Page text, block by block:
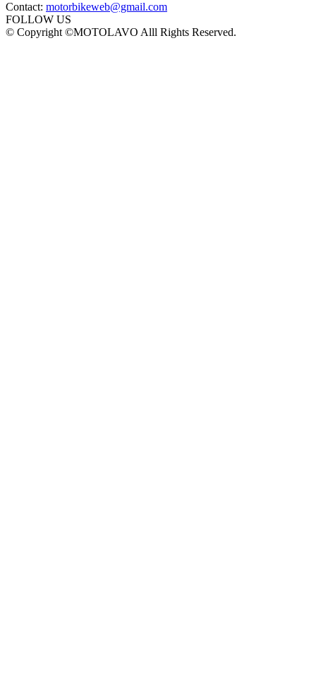
Contact: motorbikeweb@gmail.com
FOLLOW US
© Copyright ©MOTOLAVO Alll Rights Reserved.